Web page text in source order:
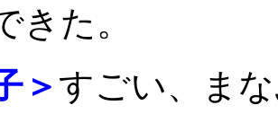
きた。
＞ すごい、ま